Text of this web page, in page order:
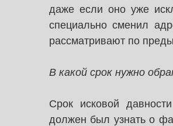
даже если оно уже
специально сменил
рассматривают по
В какой срок нужно
Срок исковой
должен был узнать о